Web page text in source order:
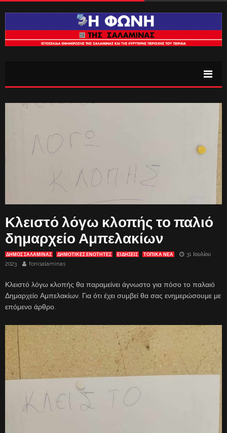
Κλειστό λόγω κλοπής το παλιό
δημαρχείο Αμπελακίων
ΔΗΜΟΣ ΣΑΛΑΜΙΝΑΣ ΔΗΜΟΤΙΚΕΣ ΕΝΟΤΗΤΕΣ ΕΙΔΗΣΕΙΣ ΤΟΠΙΚΑ ΝΕΑ
31 Ιουλίου
2023
fonisalaminas
Κλειστό λόγω κλοπής θα παραμείνει άγνωστο για πόσο το παλαιό
Δημαρχείο Αμπελακίων. Για ότι έχει συμβεί θα σας ενημερώσουμε με
επόμενο άρθρο.